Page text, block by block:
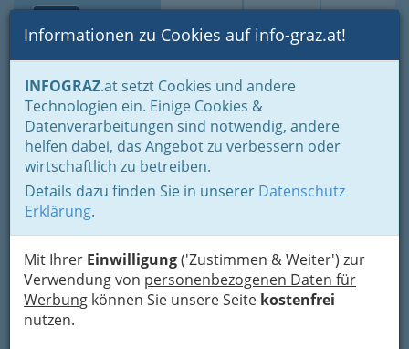
Suche Login Toggle
Informationen zu Cookies auf info-graz.at!
INFOGRAZ.at setzt Cookies und andere
Technologien ein. Einige Cookies &
Datenverarbeitungen sind notwendig, andere
helfen dabei, das Angebot zu verbessern oder
wirtschaftlich zu betreiben.
Details dazu finden Sie in unserer Datenschutz
Erklärung.
Mit Ihrer Einwilligung('Zustimmen & Weiter') zur
Verwendung von personenbezogenen Daten für
Werbung können Sie unsere Seite kostenfrei
nutzen.
Home Branchen
Einkaufen & Schenken - der Handel
Der Handel nach WKO-Gliederung
Textilhandel
Mode für 'drunter' - Wäsche
Intimissimi Shop
Herrengasse
Herrengasse 28, 8010 Graz
Karte